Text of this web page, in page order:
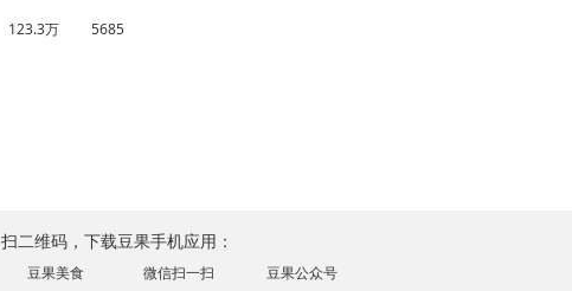
123.3万 5685
扫二维码，下载豆果手机应用：
豆果美食 微信扫一扫 豆果公众号